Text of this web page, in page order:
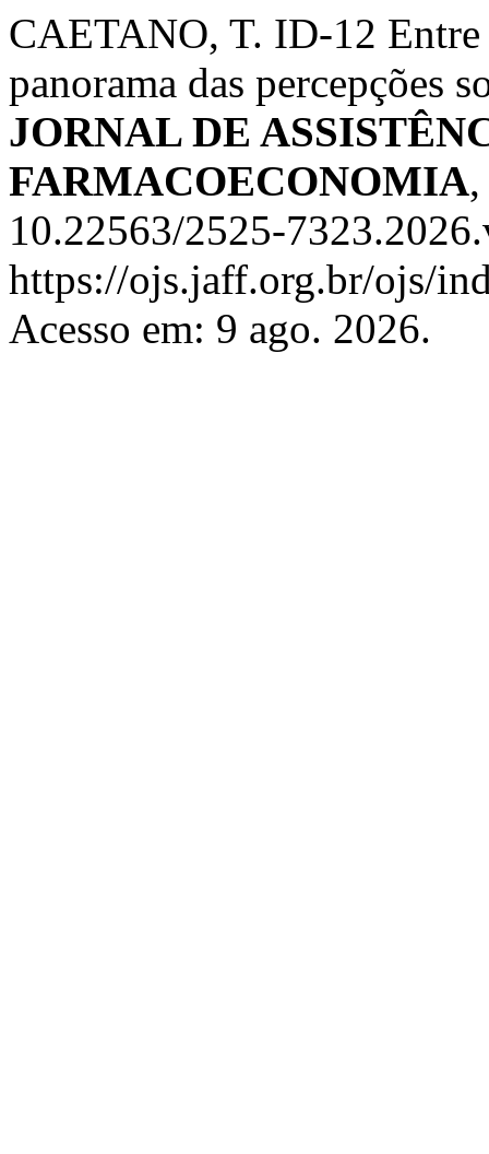
CAETANO, T. ID-12 Entre
panorama das percepções
JORNAL DE
FARMACOECONOMIA
10.22563/2525-
https://ojs.jaff.org.br/ojs/
Acesso em: 9 ago. 2026.